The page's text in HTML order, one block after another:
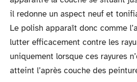
il redonne un aspect neuf et
Le polish apparaît donc comme
lutter efficacement contre les
uniquement lorsque ces rayures
atteint l’après couche des